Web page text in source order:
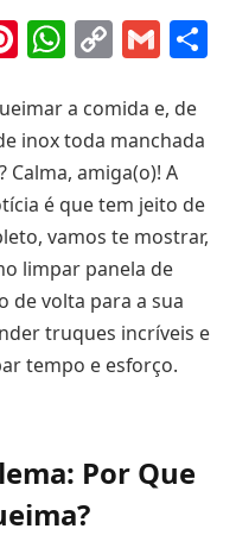
Pinterest
Copy
a comida e, de
inox toda manchada
Calma, amiga(o)! A
é que tem jeito de
vamos te mostrar,
limpar panela de
de volta para a sua
truques incríveis e
tempo e esforço.
Por Que